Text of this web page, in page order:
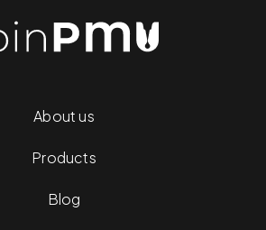
About us
Products
Blog